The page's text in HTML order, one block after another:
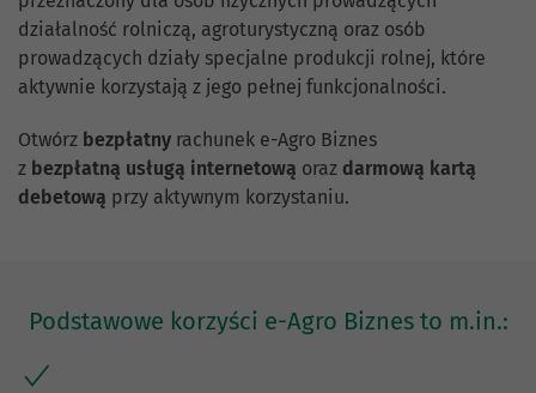
działalność rolniczą, agroturystyczną oraz osób
prowadzących działy specjalne produkcji rolnej, które
aktywnie korzystają z jego pełnej funkcjonalności.
Otwórz bezpłatny rachunek e-Agro Biznes
z bezpłatną usługą internetową oraz darmową kartą
debetową przy aktywnym korzystaniu.
Podstawowe korzyści e-Agro Biznes to m.in.: